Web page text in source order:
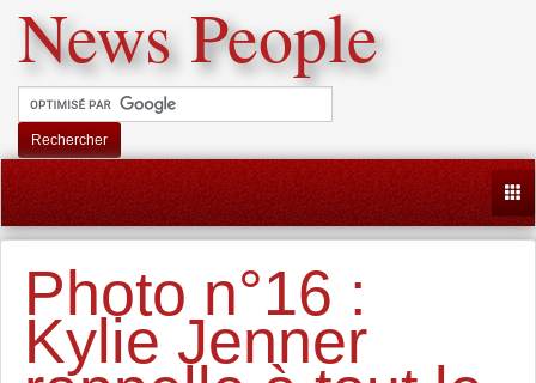
News People
Rechercher
Photo n°16 :
Kylie Jenner